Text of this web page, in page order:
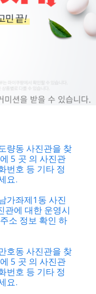
량동 사진관을 찾
5 곳 의 사진관
번호 등 기타 정
요.
가좌제1동 사진
관에 대한 운영시
소 정보 확인 하
호동 사진관을 찾
5 곳 의 사진관
번호 등 기타 정
요.